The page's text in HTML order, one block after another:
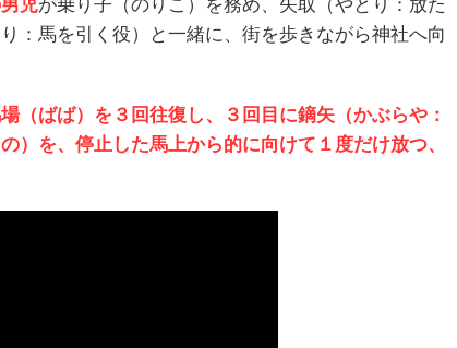
児が乗り子（のりこ）を務め、矢取（やとり：放た
：馬を引く役）と一緒に、街を歩きながら神社へ向
（ばば）を３回往復し、３回目に鏑矢（かぶらや：
）を、停止した馬上から的に向けて１度だけ放つ、